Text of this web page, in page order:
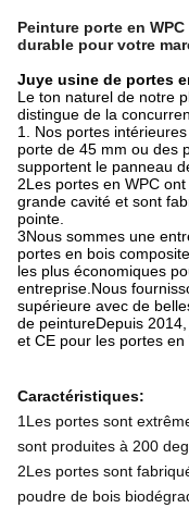
Peinture porte en
durable pour votre
Juye usine de portes
Le ton naturel de notre
distingue de la
1. Nos portes
porte de 45 mm ou des
supportent le panneau
2Les portes en WPC
grande cavité et sont
pointe.
3Nous sommes une
portes en bois
les plus économiques
entreprise.Nous
supérieure avec de
de peintureDepuis
et CE pour les portes en
Caractéristiques:
1Les portes sont
sont produites à 200
2Les portes sont
poudre de bois